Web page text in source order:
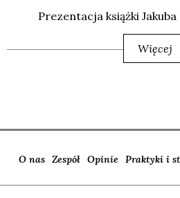
Pre­zen­ta­cja książ­ki Jaku­ba
Więcej
O nas Zespół Opinie Praktyki i